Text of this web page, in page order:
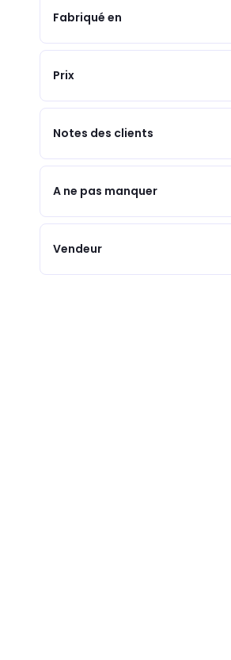
Fabriqué en
Prix
Notes des clients
A ne pas manquer
Vendeur